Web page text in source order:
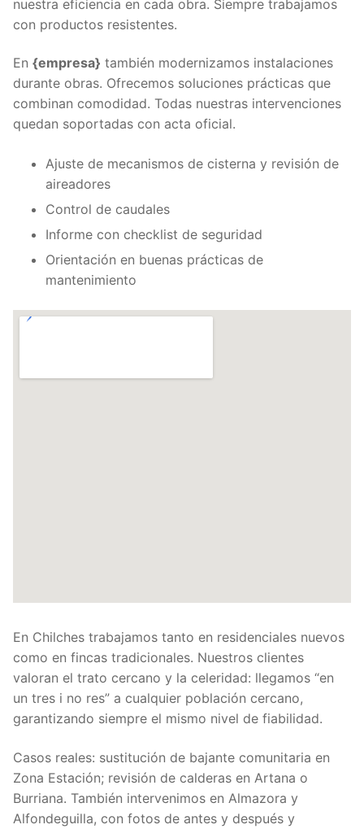
nuestra eficiencia en cada obra. Siempre trabajamos
con productos resistentes.
En {empresa} también modernizamos instalaciones
durante obras. Ofrecemos soluciones prácticas que
combinan comodidad. Todas nuestras intervenciones
quedan soportadas con acta oficial.
Ajuste de mecanismos de cisterna y revisión de
aireadores
Control de caudales
Informe con checklist de seguridad
Orientación en buenas prácticas de
mantenimiento
En Chilches trabajamos tanto en residenciales nuevos
como en fincas tradicionales. Nuestros clientes
valoran el trato cercano y la celeridad: llegamos “en
un tres i no res” a cualquier población cercano,
garantizando siempre el mismo nivel de fiabilidad.
Casos reales: sustitución de bajante comunitaria en
Zona Estación; revisión de calderas en Artana o
Burriana. También intervenimos en Almazora y
Alfondeguilla, con fotos de antes y después y